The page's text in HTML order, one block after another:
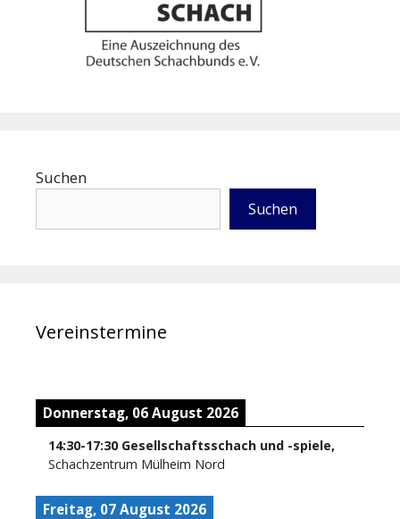
Suchen
Suchen
Vereinstermine
Donnerstag, 06 August 2026
14:30-17:30 Gesellschaftsschach und -spiele,
Schachzentrum Mülheim Nord
Freitag, 07 August 2026